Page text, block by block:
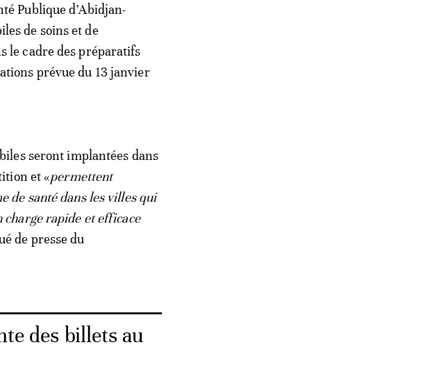
Publique d’Abidjan-
de soins et de
le cadre des préparatifs
prévue du 13 janvier
seront implantées dans
et «permettent
de santé dans les villes qui
charge rapide et efficace
de presse du
des billets au